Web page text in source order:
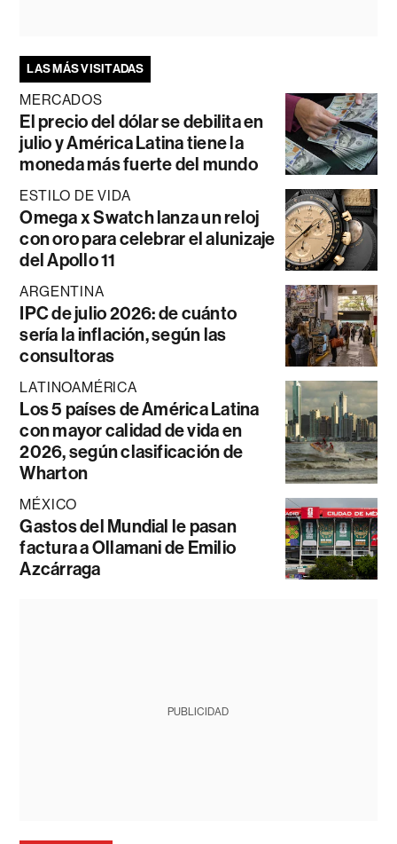
LAS MÁS VISITADAS
MERCADOS
El precio del dólar se debilita en
julio y América Latina tiene la
moneda más fuerte del mundo
ESTILO DE VIDA
Omega x Swatch lanza un reloj
con oro para celebrar el alunizaje
del Apollo 11
ARGENTINA
IPC de julio 2026: de cuánto
sería la inflación, según las
consultoras
LATINOAMÉRICA
Los 5 países de América Latina
con mayor calidad de vida en
2026, según clasificación de
Wharton
MÉXICO
Gastos del Mundial le pasan
factura a Ollamani de Emilio
Azcárraga
PUBLICIDAD